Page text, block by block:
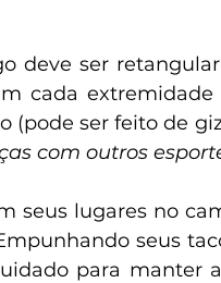
deve ser
cada
(pode ser feito de
com outros
seus lugares no
seus
para manter